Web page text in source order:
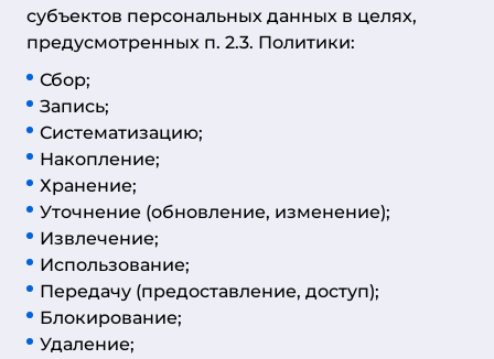
субъектов персональных данных в целях,
предусмотренных п. 2.3. Политики:
Сбор;
Запись;
Систематизацию;
Накопление;
Хранение;
Уточнение (обновление, изменение);
Извлечение;
Использование;
Передачу (предоставление, доступ);
Блокирование;
Удаление;